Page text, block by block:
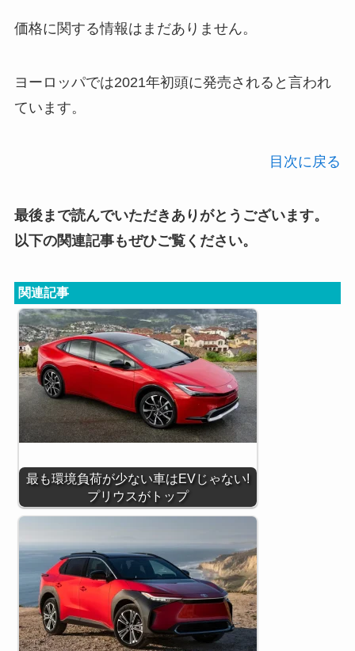
価格に関する情報はまだありません。
ヨーロッパでは2021年初頭に発売されると言われ
ています。
目次に戻る
最後まで読んでいただきありがとうございます。
以下の関連記事もぜひご覧ください。
関連記事
最も環境負荷が少ない車はEVじゃない!
プリウスがトップ